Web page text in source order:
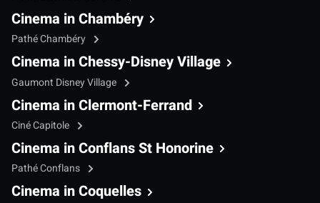
Cinema in Chambéry
Pathé Chambéry
Cinema in Chessy-Disney Village
Gaumont Disney Village
Cinema in Clermont-Ferrand
Ciné Capitole
Cinema in Conflans St Honorine
Pathé Conflans
Cinema in Coquelles